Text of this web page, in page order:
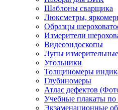
Шаблоны сварщика
Люксметры,
Образцы
Измерители
Видеоэндоскопы
Лупы измерительные
Угольники
Толщиномеры
Глубиномеры
Атлас дефектов
Учебные плакаты по
Экзаменационные